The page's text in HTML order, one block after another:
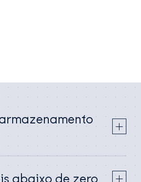
abaixo de zero